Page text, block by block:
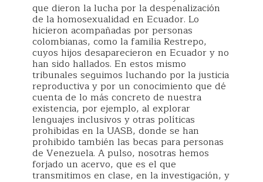
que dieron la lucha por la despenalización
de la homosexualidad en Ecuador. Lo
hicieron acompañadas por personas
colombianas, como la familia Restrepo,
cuyos hijos desaparecieron en Ecuador y no
han sido hallados. En estos mismo
tribunales seguimos luchando por la justicia
reproductiva y por un conocimiento que dé
cuenta de lo más concreto de nuestra
existencia, por ejemplo, al explorar
lenguajes inclusivos y otras políticas
prohibidas en la UASB, donde se han
prohibido también las becas para personas
de Venezuela. A pulso, nosotras hemos
forjado un acervo, que es el que
transmitimos en clase, en la investigación, y